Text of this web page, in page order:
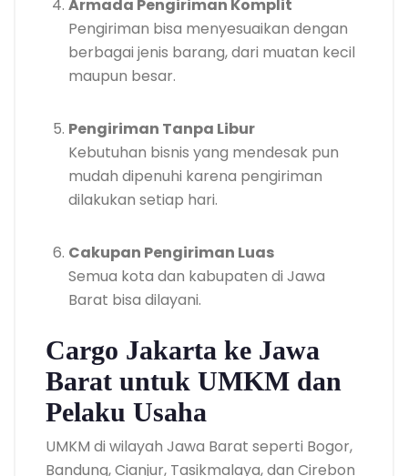
Armada Pengiriman Komplit
Pengiriman bisa menyesuaikan dengan
berbagai jenis barang, dari muatan kecil
maupun besar.
Pengiriman Tanpa Libur
Kebutuhan bisnis yang mendesak pun
mudah dipenuhi karena pengiriman
dilakukan setiap hari.
Cakupan Pengiriman Luas
Semua kota dan kabupaten di Jawa
Barat bisa dilayani.
Cargo Jakarta ke Jawa
Barat untuk UMKM dan
Pelaku Usaha
UMKM di wilayah Jawa Barat seperti Bogor,
Bandung, Cianjur, Tasikmalaya, dan Cirebon